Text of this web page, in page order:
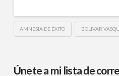
AMNESIA DE ÉXITO BOLIVAR
Únete a mi lista de